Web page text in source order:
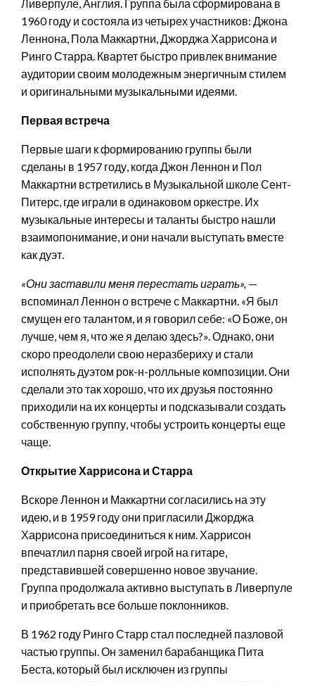
Ливерпуле, Англия. Группа была сформирована в
1960 году и состояла из четырех участников: Джона
Леннона, Пола Маккартни, Джорджа Харрисона и
Ринго Старра. Квартет быстро привлек внимание
аудитории своим молодежным энергичным стилем
и оригинальными музыкальными идеями.
Первая встреча
Первые шаги к формированию группы были
сделаны в 1957 году, когда Джон Леннон и Пол
Маккартни встретились в Музыкальной школе Сент-
Питерс, где играли в одинаковом оркестре. Их
музыкальные интересы и таланты быстро нашли
взаимопонимание, и они начали выступать вместе
как дуэт.
«Они заставили меня перестать играть», —
вспоминал Леннон о встрече с Маккартни. «Я был
смущен его талантом, и я говорил себе: «О Боже, он
лучше, чем я, что же я делаю здесь?». Однако, они
скоро преодолели свою неразбериху и стали
исполнять дуэтом рок-н-ролльные композиции. Они
сделали это так хорошо, что их друзья постоянно
приходили на их концерты и подсказывали создать
собственную группу, чтобы устроить концерты еще
чаще.
Открытие Харрисона и Старра
Вскоре Леннон и Маккартни согласились на эту
идею, и в 1959 году они пригласили Джорджа
Харрисона присоединиться к ним. Харрисон
впечатлил парня своей игрой на гитаре,
представившей совершенно новое звучание.
Группа продолжала активно выступать в Ливерпуле
и приобретать все больше поклонников.
В 1962 году Ринго Старр стал последней пазловой
частью группы. Он заменил барабанщика Пита
Беста, который был исключен из группы